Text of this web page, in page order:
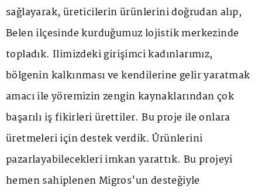
sağlayarak, üreticilerin ürünlerini doğrudan alıp,
Belen ilçesinde kurduğumuz lojistik merkezinde
topladık. İlimizdeki girişimci kadınlarımız,
bölgenin kalkınması ve kendilerine gelir yaratmak
amacı ile yöremizin zengin kaynaklarından çok
başarılı iş fikirleri ürettiler. Bu proje ile onlara
üretmeleri için destek verdik. Ürünlerini
pazarlayabilecekleri imkan yarattık. Bu projeyi
hemen sahiplenen Migros'un desteğiyle